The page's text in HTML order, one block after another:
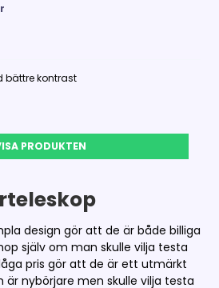
bättre kontrast
PRODUKTEN
design gör att de är både billiga
själv om man skulle vilja testa
pris gör att de är ett utmärkt
nybörjare men skulle vilja testa